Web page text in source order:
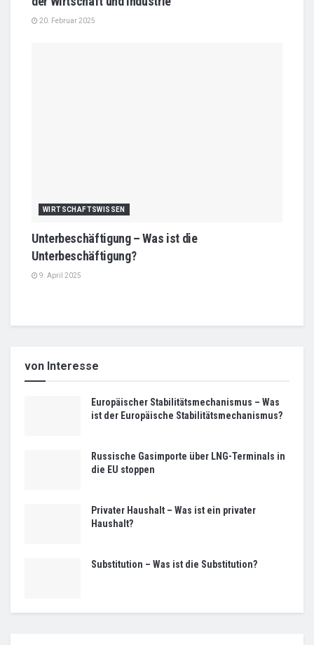
20. Februar 2025
WIRTSCHAFTSWISSEN
Unterbeschäftigung – Was ist die
Unterbeschäftigung?
9. April 2025
von Interesse
Europäischer Stabilitätsmechanismus – Was
ist der Europäische Stabilitätsmechanismus?
Russische Gasimporte über LNG-Terminals in
die EU stoppen
Privater Haushalt – Was ist ein privater
Haushalt?
Substitution – Was ist die Substitution?